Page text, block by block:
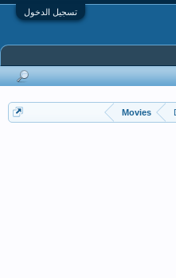
تسجيل الدخول
Movies